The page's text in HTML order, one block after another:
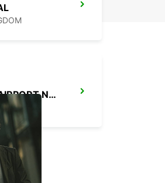
LONDON GATWICK AIRPORT NORTH TERMINAL